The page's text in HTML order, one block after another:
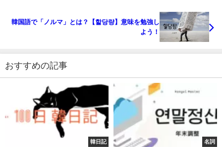
韓国語で「ノルマ」とは？【할당량】意味を勉強し
よう！
おすすめの記事
韓日記 名詞